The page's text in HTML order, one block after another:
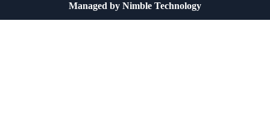
Managed by Nimble Technology